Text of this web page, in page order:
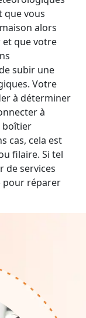
que vous
alors
que votre
subir une
Votre
à déterminer
à
boîtier
cas, cela est
filaire. Si tel
de services
pour réparer